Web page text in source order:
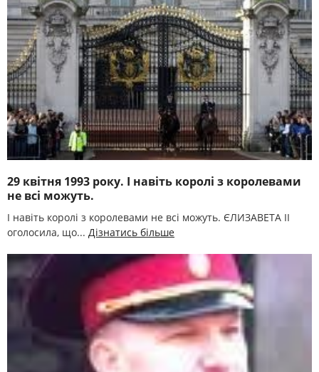
29 квітня 1993 року. І навіть королі з королевами
не всі можуть.
І навіть королі з королевами не всі можуть. ЄЛИЗАВЕТА II
оголосила, що... Дізнатись більше